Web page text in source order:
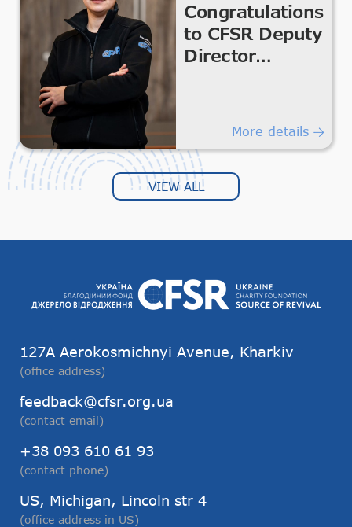
Congratulations
to CFSR Deputy
Director
More details
VIEW ALL
127А Aerokosmichnyi Avenue, Kharkiv
(office address)
feedback@cfsr.org.ua
(contact email)
+38 093 610 61 93
(contact phone)
US, Michigan, Lincoln str 4
(office address in US)